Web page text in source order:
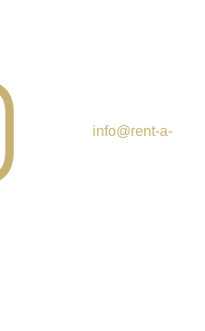
info@rent-a-